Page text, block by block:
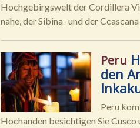
Hochgebirgswelt der Cordillera
nahe, der Sibina- und der
Peru
den
Peru
Hochanden besichtigen Sie